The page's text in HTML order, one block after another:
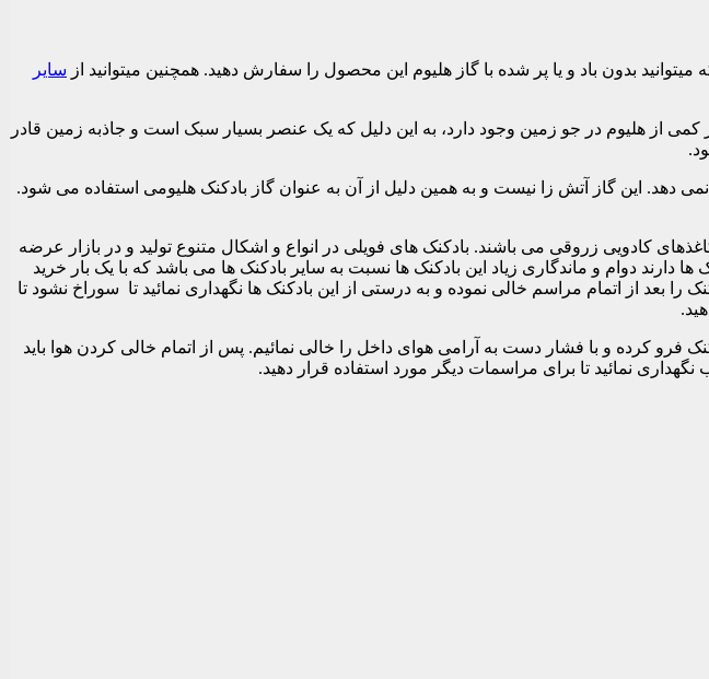
سایر
از هلیوم در جو زمین وجود دارد، به این دلیل که یک عنصر بسیار سبک است و جاذبه زمین قادر
دهد. این گاز آتش زا نیست و به همین دلیل از آن به عنوان گاز بادکنک هلیومی استفاده می شود.
کادویی زروقی می باشند. بادکنک های فویلی در انواع و اشکال متنوع تولید و در بازار عرضه
دوام و ماندگاری زیاد این بادکنک ها نسبت به سایر بادکنک ها می باشد که با یک بار خرید
بعد از اتمام مراسم خالی نموده و به درستی از این بادکنک ها نگهداری نمائید تا سوراخ نشود تا
فرو کرده و با فشار دست به آرامی هوای داخل را خالی نمائیم. پس از اتمام خالی کردن هوا باید
نمائید تا برای مراسمات دیگر مورد استفاده قرار دهید.